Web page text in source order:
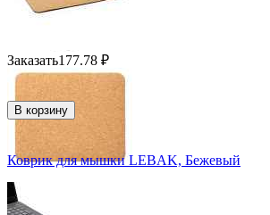
Заказать177.78 ₽
В корзину
Коврик для мышки LEBAK, Бежевый